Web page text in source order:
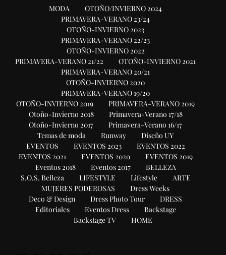
MODA
OTOÑO/INVIERNO 2024
PRIMAVERA-VERANO 23/24
OTOÑO-INVIERNO 2023
PRIMAVERA-VERANO 22/23
OTOÑO-INVIERNO 2022
PRIMAVERA-VERANO 21/22
OTOÑO-INVIERNO 2021
PRIMAVERA-VERANO 20/21
OTOÑO-INVIERNO 2020
PRIMAVERA-VERANO 19/20
OTOÑO-INVIERNO 2019
PRIMAVERA-VERANO 2019
Otoño-Invierno 2018
Primavera-Verano 17/18
Otoño-Invierno 2017
Primavera-Verano 16/17
Temas de moda
Runway
Diseño UY
EVENTOS
EVENTOS 2023
EVENTOS 2022
EVENTOS 2021
EVENTOS 2020
EVENTOS 2019
Eventos 2018
Eventos 2017
BELLEZA
S.O.S. Belleza
LIFESTYLE Lifestyle
ARTE
MUJERES PODEROSAS
Dress Weeks
Deco & Design
Dress Photo Tour
DRESS
Editoriales
Eventos Dress
Backstage
Backstage TV
HOME